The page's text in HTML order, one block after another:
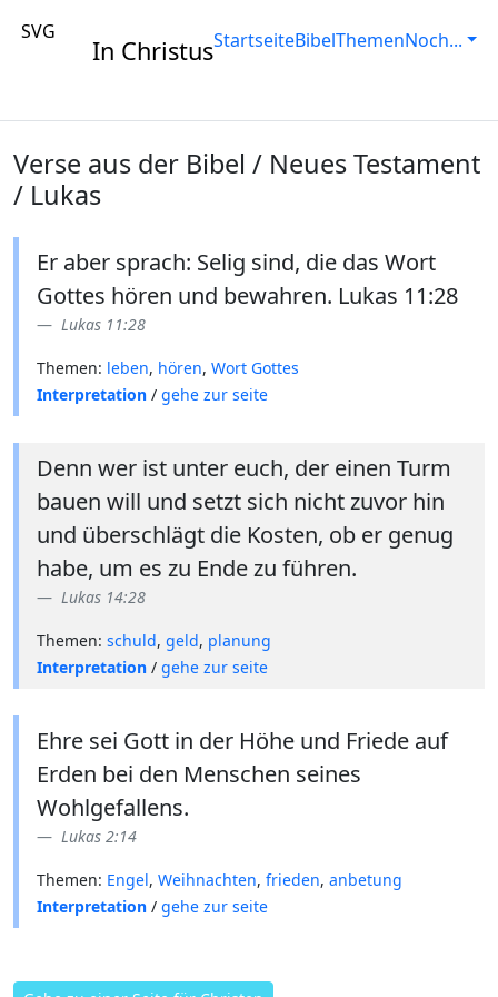
SVG
In ChristusStartseiteBibelThemenNoch...
Verse aus der Bibel / Neues Testament
/ Lukas
Er aber sprach: Selig sind, die das Wort
Gottes hören und bewahren. Lukas 11:28
Lukas 11:28
Themen: leben, hören, Wort Gottes
Interpretation / gehe zur seite
Denn wer ist unter euch, der einen Turm
bauen will und setzt sich nicht zuvor hin
und überschlägt die Kosten, ob er genug
habe, um es zu Ende zu führen.
Lukas 14:28
Themen: schuld, geld, planung
Interpretation / gehe zur seite
Ehre sei Gott in der Höhe und Friede auf
Erden bei den Menschen seines
Wohlgefallens.
Lukas 2:14
Themen: Engel, Weihnachten, frieden, anbetung
Interpretation / gehe zur seite